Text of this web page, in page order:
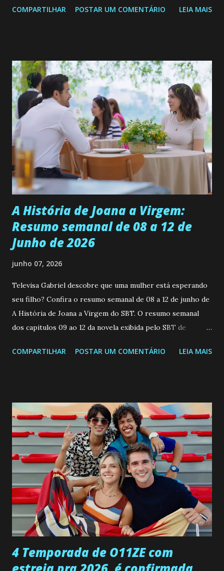
de 25/05/26 a 31/05/26 JOANA GUADALUPE (Camila
permanecer virgem até encontrar o homem que realmente
ama, o que não é fácil, já que dedica todas as suas energias a
se aprimorar, trabalhando, estudando e se orgulhando de
ser a primeira mulher da família a ingressar na
universidade. Ela tem uma personalidade muito alegre, é
muito madura para a idade, determinada, criativa e
empática. Detesta injustiças e é uma ótima amiga. Pode ser
teimosa e muito persistente quando decide fazer algo.
Durante um exame ginecológico, ela é inseminada por eng...
COMPARTILHAR POSTAR UM COMENTÁRIO LEIA MAIS
A História de Joana a Virgem:
Resumo semanal de 08 a 12 de
Junho de 2026
junho 07, 2026
Televisa Gabriel descobre que uma mulher está esperando
seu filho? Confira o resumo semanal de 08 a 12 de junho de
A História de Joana a Virgem do SBT. O resumo semanal
dos capitulos 09 ao 12 da novela exibida pelo SBT de
a Programação Semanal do SBT de 08/06/26 a 14/06/26
confessa a Gabriel que ele demonstrou ser o tipo de
pessoa que ela tanto desejou durante toda a vida. Camila
entra no quarto de Gabriel e imagina como seria o
encontro deles, quando conseguir seduzi-lo. Manuel avisa a
Paula sobre a suposta infidelidade de Gabriel com Joana.
Rogerio consegue se livrar de todas as suspeitas pelo
desaparecimento de Francisco, apontando que ele poderia
ter sido vítima da fúria de Gabriel. Artur informa a Gabriel
que a clínica inseminou por engano outra paciente, que está
...
COMPARTILHAR POSTAR UM COMENTÁRIO LEIA MAIS
4 Temporada de O11ZE com